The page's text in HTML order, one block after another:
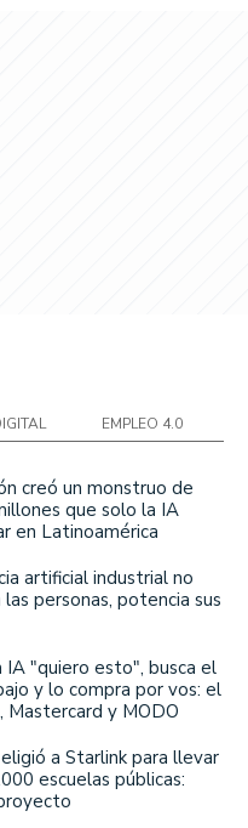
EMPLEO 4.0
creó un monstruo de
que solo la IA
en Latinoamérica
artificial industrial no
personas, potencia sus
IA "quiero esto", busca el
y lo compra por vos: el
Mastercard y MODO
a Starlink para llevar
escuelas públicas: